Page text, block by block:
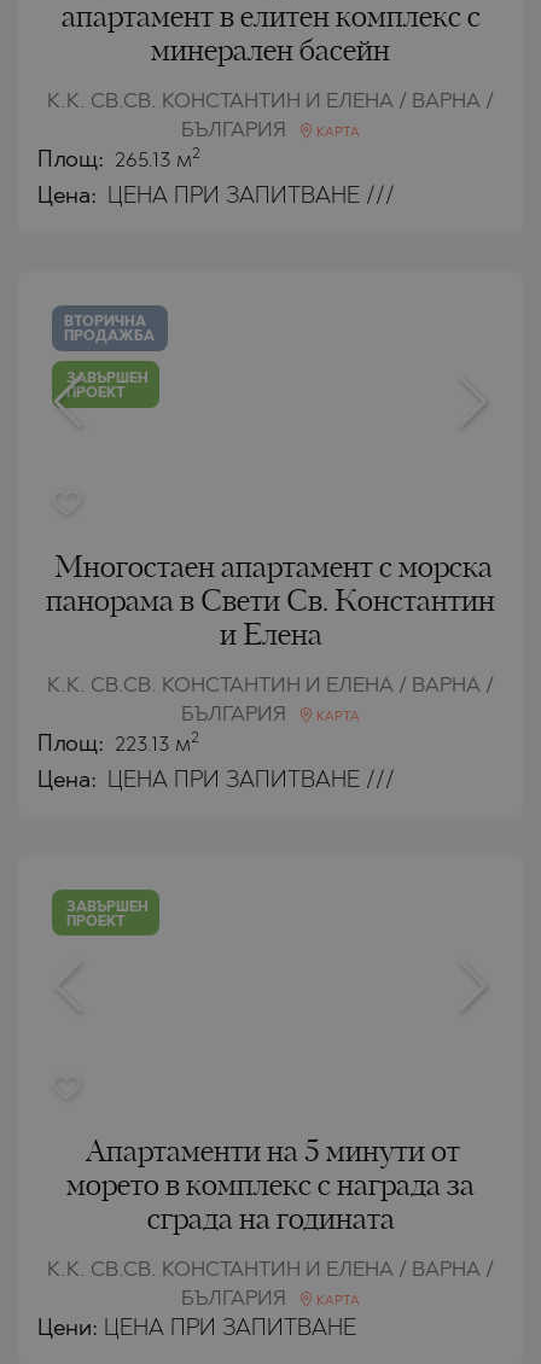
апартамент в елитен комплекс с
минерален басейн
К.К. СВ.СВ. КОНСТАНТИН И ЕЛЕНА / ВАРНА /
БЪЛГАРИЯ
КАРТА
Площ: 265.13 м2
Цена: ЦЕНА ПРИ ЗАПИТВАНЕ ///
ВТОРИЧНА
ПРОДАЖБА
ЗАВЪРШЕН
ПРОЕКТ
Многостаен апартамент с морска
панорама в Свети Св. Константин
и Елена
К.К. СВ.СВ. КОНСТАНТИН И ЕЛЕНА / ВАРНА /
БЪЛГАРИЯ
КАРТА
Площ: 223.13 м2
Цена: ЦЕНА ПРИ ЗАПИТВАНЕ ///
ЗАВЪРШЕН
ПРОЕКТ
Апартаменти на 5 минути от
морето в комплекс с награда за
сграда на годината
К.К. СВ.СВ. КОНСТАНТИН И ЕЛЕНА / ВАРНА /
БЪЛГАРИЯ
КАРТА
Цени: ЦЕНА ПРИ ЗАПИТВАНЕ